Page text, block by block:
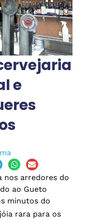
e
nos arredores do
ao Gueto
minutos do
rara para os